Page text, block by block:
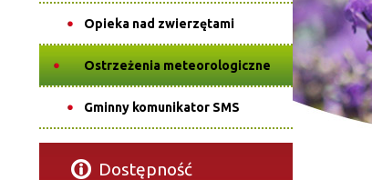
Opieka nad zwierzętami
Ostrzeżenia meteorologiczne
Gminny komunikator SMS
Dostępność